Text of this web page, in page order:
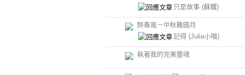
只是故事 (蘇鐵)
醉春風－中秋難圓月
記得 (Julia小喵)
執著我的完美靈魂